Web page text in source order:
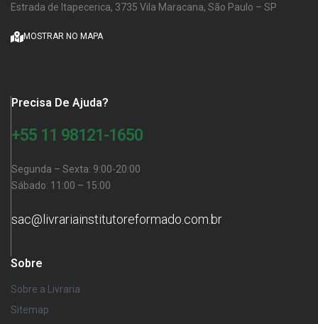
Estrada de Itapecerica, 3735 Vila Maracana, São Paulo – SP
MOSTRAR NO MAPA
Precisa De Ajuda?
+55 11 98121-1650
Segunda – Sexta: 9:00-20:00
Sábado: 11:00 – 15:00
sac@livrariainstitutoreformado.com.br
Sobre
Sobre a Livraria
Sitemap